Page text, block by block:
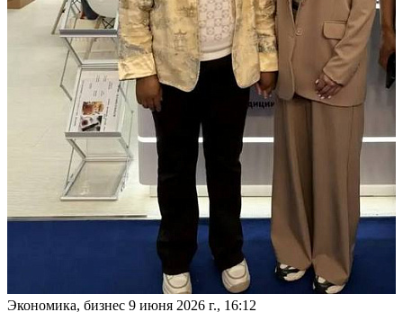
Экономика, бизнес 9 июня 2026 г., 16:12